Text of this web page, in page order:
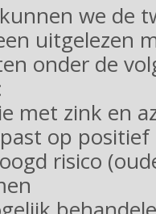
we de
uitgelezen
onder de
met zink en
op
risico